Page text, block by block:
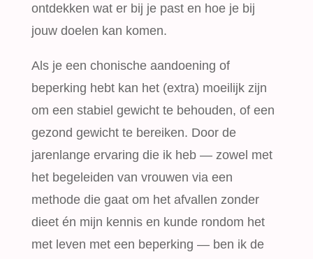
ontdekken wat er bij je past en hoe je bij
jouw doelen kan komen.
Als je een chonische aandoening of
beperking hebt kan het (extra) moeilijk zijn
om een stabiel gewicht te behouden, of een
gezond gewicht te bereiken. Door de
jarenlange ervaring die ik heb — zowel met
het begeleiden van vrouwen via een
methode die gaat om het afvallen zonder
dieet én mijn kennis en kunde rondom het
met leven met een beperking — ben ik de